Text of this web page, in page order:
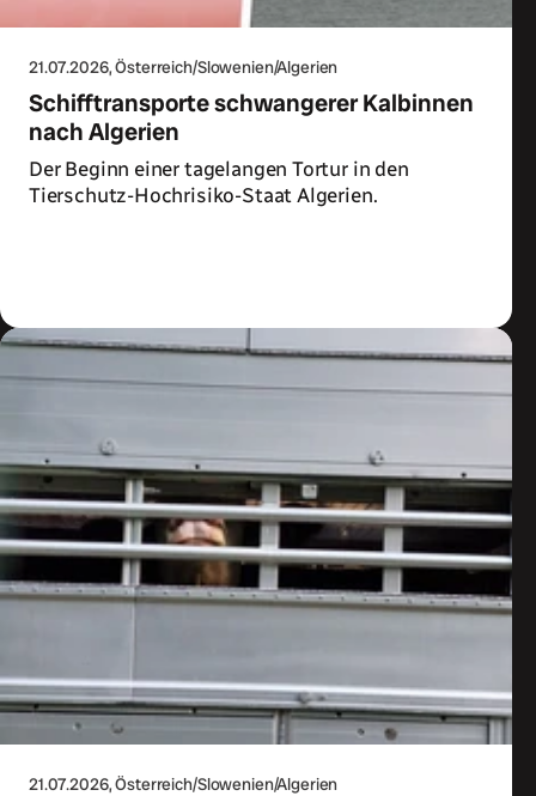
21.07.2026, Österreich/Slowenien/Algerien
Schifftransporte schwangerer Kalbinnen
nach Algerien
Der Beginn einer tagelangen Tortur in den
Tierschutz-Hochrisiko-Staat Algerien.
21.07.2026, Österreich/Slowenien/Algerien